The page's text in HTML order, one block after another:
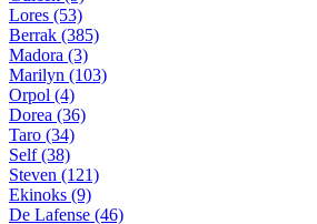
Lores (53)
Berrak (385)
Madora (3)
Marilyn (103)
Orpol (4)
Dorea (36)
Taro (34)
Self (38)
Steven (121)
Ekinoks (9)
De Lafense (46)